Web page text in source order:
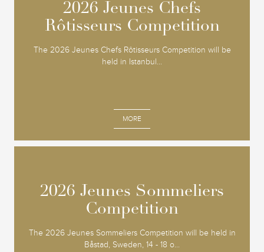
2026 Jeunes Chefs
Rôtisseurs Competition
The 2026 Jeunes Chefs Rôtisseurs Competition will be
held in Istanbul...
MORE
2026 Jeunes Chefs
Rôtisseurs Competition
2026 Jeunes Sommeliers
Competition
The 2026 Jeunes Sommeliers Competition will be held in
Båstad, Sweden, 14 - 18 o...
2026 Jeunes Sommeliers
Competition